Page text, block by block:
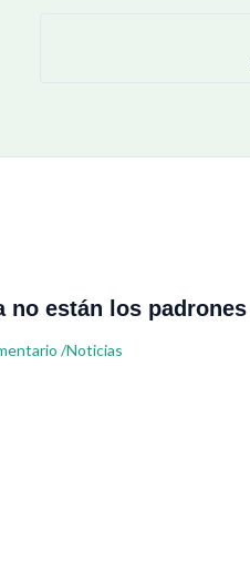
no están los padrones
/Noticias